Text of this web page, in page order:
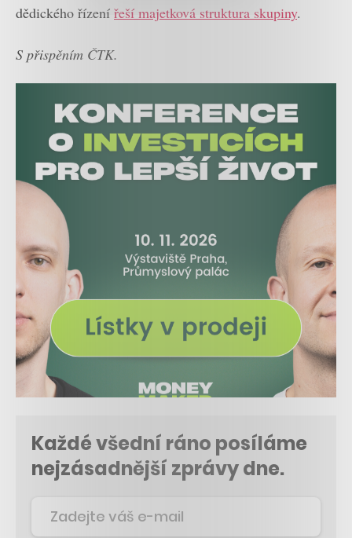
dědického řízení řeší majetková struktura skupiny.
S přispěním ČTK.
Každé všední ráno posíláme
nejzásadnější zprávy dne.